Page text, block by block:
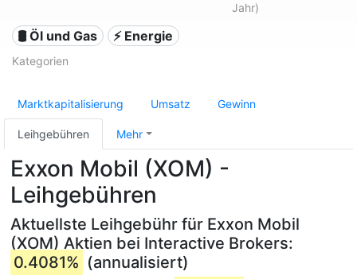
Jahr)
🛢 Öl und Gas ⚡ Energie
Kategorien
Marktkapitalisierung Umsatz Gewinn
Leihgebühren Mehr
Exxon Mobil (XOM) -
Leihgebühren
Aktuellste Leihgebühr für Exxon Mobil
(XOM) Aktien bei Interactive Brokers:
0.4081% (annualisiert)